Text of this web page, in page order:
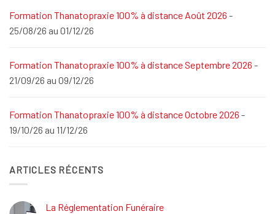
Formation Thanatopraxie 100% à distance Août 2026 -
25/08/26 au 01/12/26
Formation Thanatopraxie 100% à distance Septembre 2026 -
21/09/26 au 09/12/26
Formation Thanatopraxie 100% à distance Octobre 2026 -
19/10/26 au 11/12/26
ARTICLES RÉCENTS
La Réglementation Funéraire